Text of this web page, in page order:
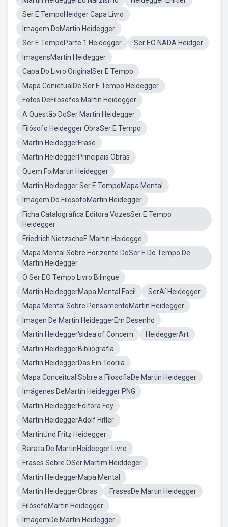
Ser E TempoHeidger Capa Livro
Imagem DoMartin Heidegger
Ser E TempoParte 1 Heidegger
Ser EO NADA Heidger
ImagensMartin Heidegger
Capa Do Livro OriginalSer E Tempo
Mapa ConietualDe Ser E Tempo Heidegger
Fotos DeFilosofos Martin Heidegger
A Questão DoSer Martin Heidegger
Filósofo Heidegger ObraSer E Tempo
Martin HeideggerFrase
Martin HeideggerPrincipais Obras
Quem FoiMartin Heidegger
Martin Heidegger Ser E TempoMapa Mental
Imagem Do FilosofoMartin Heidegger
Ficha Catalográfica Editora VozesSer E Tempo
Heidegger
Friedrich NietzscheE Martin Heidegge
Mapa Mental Sobre Horizonte DoSer E Do Tempo De
Martin Heidegger
O Ser EO Tempo Livro Bilingue
Martin HeideggerMapa Mental Facil
SerAí Heidegger
Mapa Mental Sobre PensamentoMartin Heidegger
Imagen De Martin HeideggerEm Desenho
Martin Heidegger'sIdea of Concern
HeideggerArt
Martin HeideggerBibliografia
Martin HeideggerDas Ein Teoriia
Mapa Conceitual Sobre a FilosofiaDe Martin Heidegger
Imágenes DeMartín Heidegger PNG
Martin HeideggerEditora Fey
Martin HeideggerAdolf Hitler
MartinUnd Fritz Heidegger
Barata De MartinHeideeger Livro
Frases Sobre OSer Martim Heiddeger
Martin HeideggerMapa Mental
Martin HeideggerObras
FrasesDe Martin Heidegger
FilósofoMartin Heidegger
ImagemDe Martin Heidegger